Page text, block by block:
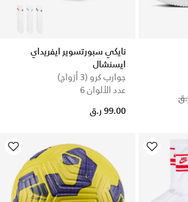
Priceto
نايكي سبورتسوير ايفريداي
ايسنشال
جوارب كرو (3 أزواج)
عدد الألوان 6
99.00 ر.ق